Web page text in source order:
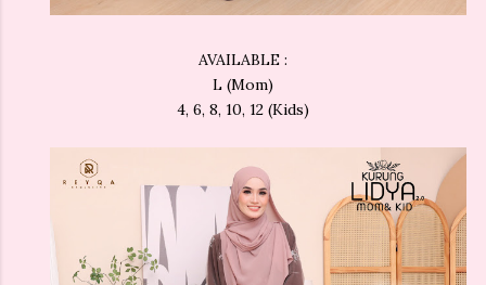
AVAILABLE :
L (Mom)
4, 6, 8, 10, 12 (Kids)